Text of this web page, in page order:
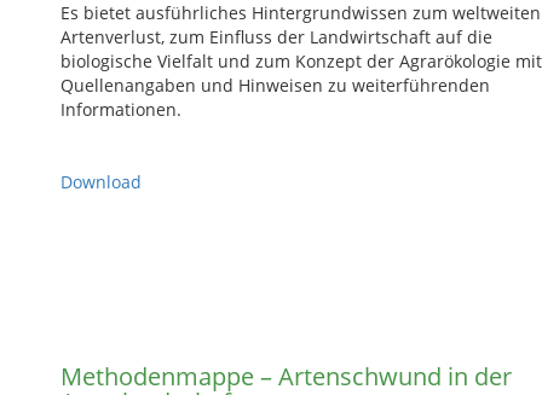
Es bietet ausführliches Hintergrundwissen zum weltweiten
Artenverlust, zum Einfluss der Landwirtschaft auf die
biologische Vielfalt und zum Konzept der Agrarökologie mit
Quellenangaben und Hinweisen zu weiterführenden
Informationen.
Download
Methodenmappe – Artenschwund in der